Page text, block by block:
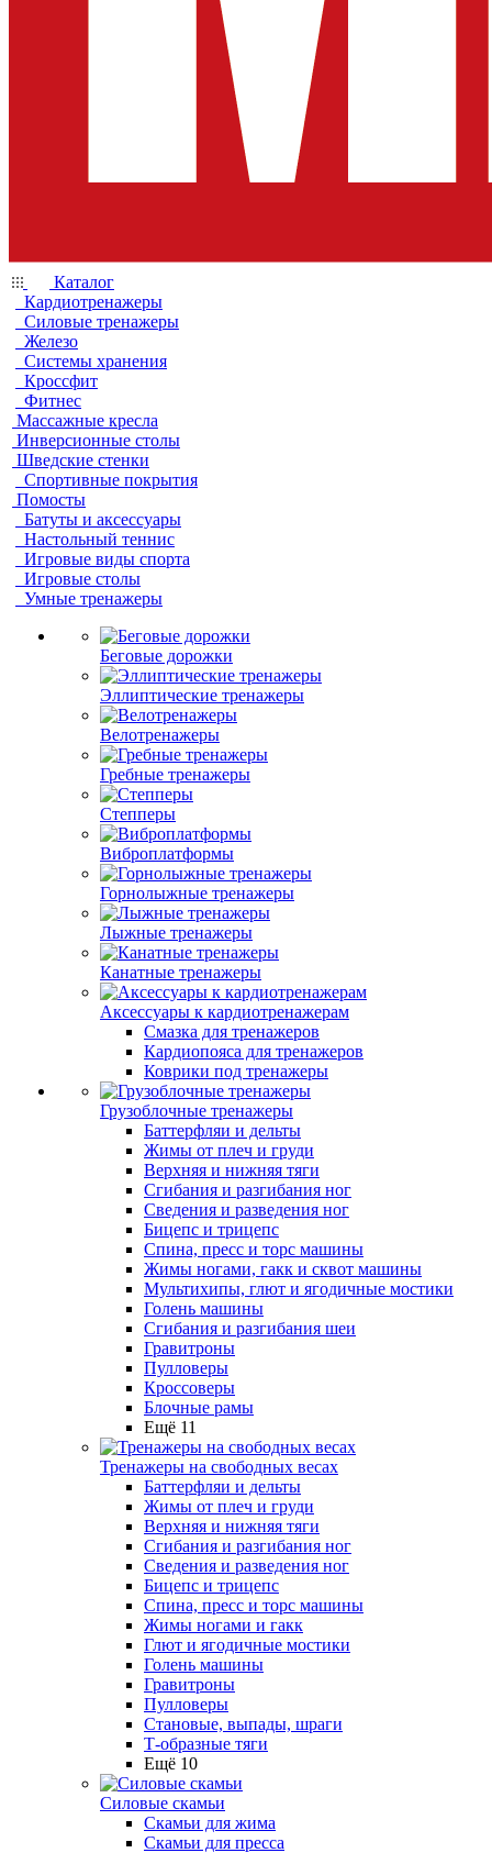
Каталог
Кардиотренажеры
Силовые тренажеры
Железо
Системы хранения
Кроссфит
Фитнес
Массажные кресла
Инверсионные столы
Шведские стенки
Спортивные покрытия
Помосты
Батуты и аксессуары
Настольный теннис
Игровые виды спорта
Игровые столы
Умные тренажеры
Беговые дорожки
Эллиптические тренажеры
Велотренажеры
Гребные тренажеры
Степперы
Виброплатформы
Горнолыжные тренажеры
Лыжные тренажеры
Канатные тренажеры
Аксессуары к кардиотренажерам
Смазка для тренажеров
Кардиопояса для тренажеров
Коврики под тренажеры
Грузоблочные тренажеры
Баттерфляи и дельты
Жимы от плеч и груди
Верхняя и нижняя тяги
Сгибания и разгибания ног
Сведения и разведения ног
Бицепс и трицепс
Спина, пресс и торс машины
Жимы ногами, гакк и сквот машины
Мультихипы, глют и ягодичные мостики
Голень машины
Сгибания и разгибания шеи
Гравитроны
Пулловеры
Кроссоверы
Блочные рамы
Ещё 11
Тренажеры на свободных весах
Баттерфляи и дельты
Жимы от плеч и груди
Верхняя и нижняя тяги
Сгибания и разгибания ног
Сведения и разведения ног
Бицепс и трицепс
Спина, пресс и торс машины
Жимы ногами и гакк
Глют и ягодичные мостики
Голень машины
Гравитроны
Пулловеры
Становые, выпады, шраги
Т-образные тяги
Ещё 10
Силовые скамьи
Скамьи для жима
Скамьи для пресса